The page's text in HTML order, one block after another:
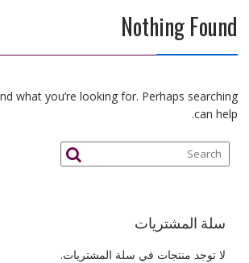
Nothing Found
what you’re looking for. Perhaps searching
can help.
سلة المشتريات
لا توجد منتجات في سلة المشتريات.